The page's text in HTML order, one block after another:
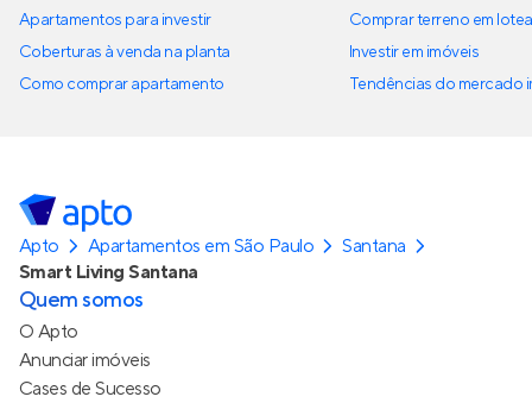
Apartamentos para investir
Coberturas à venda na planta
Como comprar apartamento
Comprar terreno em
Investir em imóveis
Tendências do mercado
Apto Apartamentos em São Paulo
Santana
Smart Living Santana
Quem somos
O Apto
Anunciar imóveis
Cases de Sucesso